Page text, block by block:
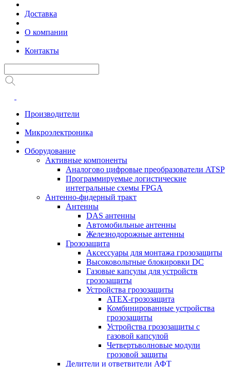
Доставка
О компании
Контакты
Производители
Микроэлектроника
Оборудование
Активные компоненты
Аналогово цифровые преобразователи ATSP
Программируемые логистические
интегральные схемы FPGA
Антенно-фидерный тракт
Антенны
DAS антенны
Автомобильные антенны
Железнодорожные антенны
Грозозащита
Аксессуары для монтажа грозозащиты
Высоковольтные блокировки DC
Газовые капсулы для устройств
грозозащиты
Устройства грозозащиты
ATEX-грозозащита
Комбинированные устройства
грозозащиты
Устройства грозозащиты с
газовой капсулой
Четвертьволновые модули
грозовой защиты
Делители и ответвители АФТ